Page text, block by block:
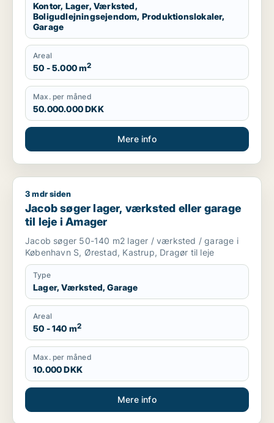
Kontor, Lager, Værksted,
Boligudlejningsejendom, Produktionslokaler,
Garage
Areal
50 - 5.000 m2
Max. per måned
50.000.000 DKK
Mere info
Jacob søger lager, værksted eller garage til leje i Amager
3 mdr siden
Jacob søger lager, værksted eller garage
til leje i Amager
Jacob søger 50-140 m2 lager / værksted / garage i
København S, Ørestad, Kastrup, Dragør til leje
Type
Lager, Værksted, Garage
Areal
50 - 140 m2
Max. per måned
10.000 DKK
Mere info